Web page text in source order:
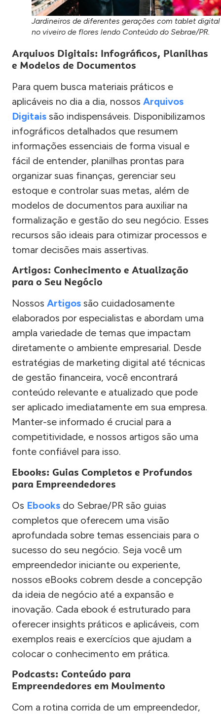
Jardineiros de diferentes gerações com tablet digital
no viveiro de flores lendo Conteúdo do Sebrae/PR.
Arquivos Digitais: Infográficos, Planilhas
e Modelos de Documentos
Para quem busca materiais práticos e
aplicáveis no dia a dia, nossos Arquivos
Digitais são indispensáveis. Disponibilizamos
infográficos detalhados que resumem
informações essenciais de forma visual e
fácil de entender, planilhas prontas para
organizar suas finanças, gerenciar seu
estoque e controlar suas metas, além de
modelos de documentos para auxiliar na
formalização e gestão do seu negócio. Esses
recursos são ideais para otimizar processos e
tomar decisões mais assertivas.
Artigos: Conhecimento e Atualização
para o Seu Negócio
Nossos Artigos são cuidadosamente
elaborados por especialistas e abordam uma
ampla variedade de temas que impactam
diretamente o ambiente empresarial. Desde
estratégias de marketing digital até técnicas
de gestão financeira, você encontrará
conteúdo relevante e atualizado que pode
ser aplicado imediatamente em sua empresa.
Manter-se informado é crucial para a
competitividade, e nossos artigos são uma
fonte confiável para isso.
Ebooks: Guias Completos e Profundos
para Empreendedores
Os Ebooks do Sebrae/PR são guias
completos que oferecem uma visão
aprofundada sobre temas essenciais para o
sucesso do seu negócio. Seja você um
empreendedor iniciante ou experiente,
nossos eBooks cobrem desde a concepção
da ideia de negócio até a expansão e
inovação. Cada ebook é estruturado para
oferecer insights práticos e aplicáveis, com
exemplos reais e exercícios que ajudam a
colocar o conhecimento em prática.
Podcasts: Conteúdo para
Empreendedores em Movimento
Com a rotina corrida de um empreendedor,